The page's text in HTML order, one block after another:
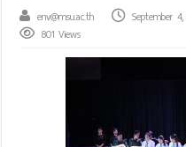
env@msu.ac.th September
801 Views